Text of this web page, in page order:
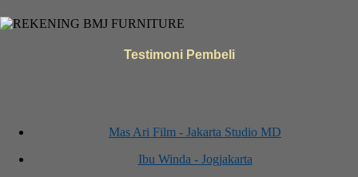
Testimoni Pembeli